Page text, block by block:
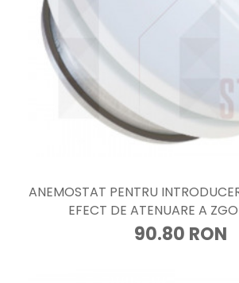
ANEMOSTAT PENTRU
EFECT DE ATENUARE A
90.80 RON